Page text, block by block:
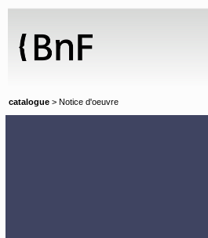
catalogue > Notice d'oeuvre